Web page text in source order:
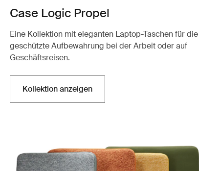
Case Logic Propel
Eine Kollektion mit eleganten Laptop-Taschen für die
geschützte Aufbewahrung bei der Arbeit oder auf
Geschäftsreisen.
Kollektion anzeigen